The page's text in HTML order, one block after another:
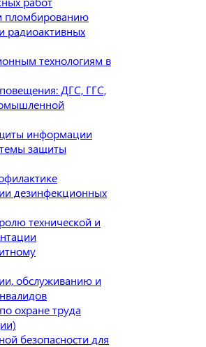
пломбированию
радиоактивных
технологиям в
ДГС, ГГС,
информации
защиты
дезинфекционных
технической и
обслуживанию и
охране труда
безопасности для